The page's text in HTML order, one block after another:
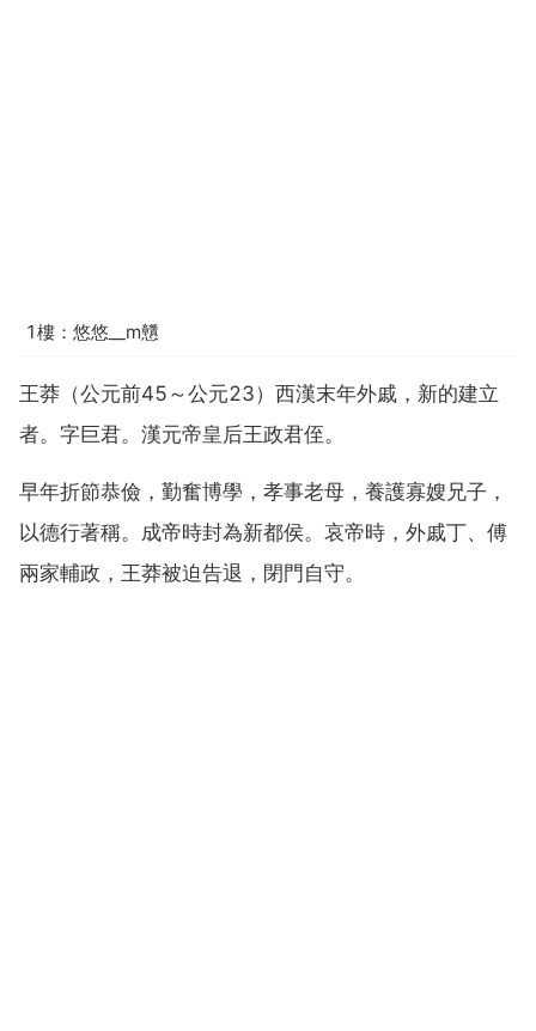
1樓：悠悠__m戇
王莽（公元前45～公元23）西漢末年外戚，新的建立
者。字巨君。漢元帝皇后王政君侄。
早年折節恭儉，勤奮博學，孝事老母，養護寡嫂兄子，
以德行著稱。成帝時封為新都侯。哀帝時，外戚丁、傅
兩家輔政，王莽被迫告退，閉門自守。